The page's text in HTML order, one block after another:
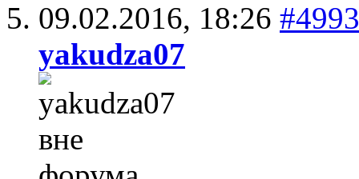
09.02.2016, 18:26 #4993
yakudza07